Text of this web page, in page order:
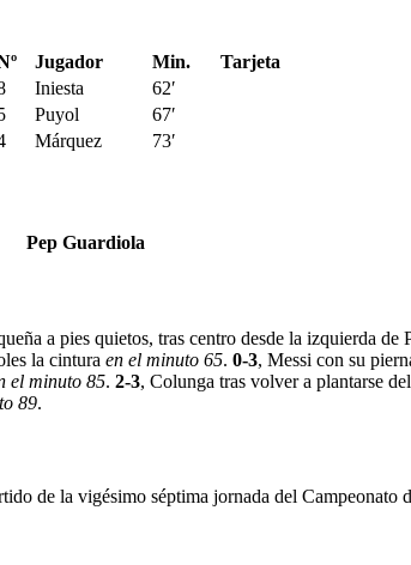
Jugador Min.
Tarjeta
Iniesta
62′
Puyol
67′
Márquez 73′
Pep Guardiola
a pies quietos, tras centro desde la izquierda de
la cintura en el minuto 65. 0-3, Messi con su
el minuto 85. 2-3, Colunga tras volver a plantarse
89.
de la vigésimo séptima jornada del